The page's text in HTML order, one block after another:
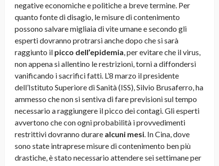
negative economiche e politiche a breve termine. Per
quanto fonte di disagio, le misure di contenimento
possono salvare migliaia di vite umane e secondo gli
esperti dovranno protrarsi anche dopo che si sarà
raggiunto il picco dell’epidemia, per evitare che il virus,
non appena si allentino le restrizioni, torni a diffondersi
vanificando i sacrifici fatti. L’8 marzo il presidente
dell’Istituto Superiore di Sanità (ISS), Silvio Brusaferro, ha
ammesso che non si sentiva di fare previsioni sul tempo
necessario a raggiungere il picco dei contagi. Gli esperti
avvertono che con ogni probabilità i provvedimenti
restrittivi dovranno durare alcuni mesi. In Cina, dove
sono state intraprese misure di contenimento ben più
drastiche, è stato necessario attendere sei settimane per